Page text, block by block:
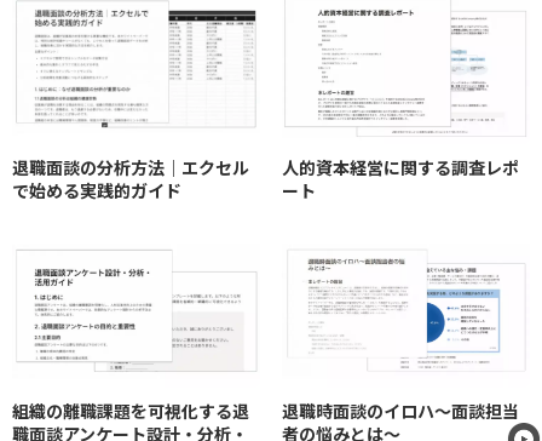
退職面談の分析方法｜エクセル
で始める実践的ガイド
人的資本経営に関する調査レポ
ート
組織の離職課題を可視化する退
職面談アンケート設計・分析・
退職時面談のイロハ〜面談担当
者の悩みとは〜